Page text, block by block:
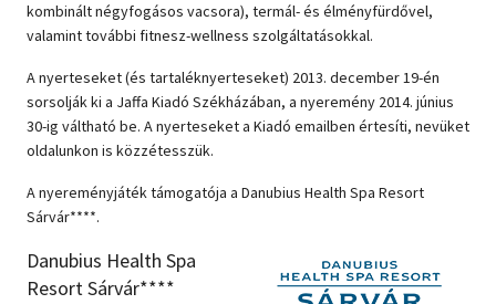
kombinált négyfogásos vacsora), termál- és élményfürdővel,
valamint további fitnesz-wellness szolgáltatásokkal.
A nyerteseket (és tartaléknyerteseket) 2013. december 19-én
sorsolják ki a Jaffa Kiadó Székházában, a nyeremény 2014. június
30-ig váltható be. A nyerteseket a Kiadó emailben értesíti, nevüket
oldalunkon is közzétesszük.
A nyereményjáték támogatója a Danubius Health Spa Resort
Sárvár****.
Danubius Health Spa
Resort Sárvár****